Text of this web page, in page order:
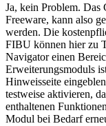
Ja, kein Problem.
Freeware, kann also
werden. Die
FIBU können hier zu
Navigator einen
Erweiterungsmoduls
Hinweisseite
testweise aktivieren,
enthaltenen
Modul bei Bedarf